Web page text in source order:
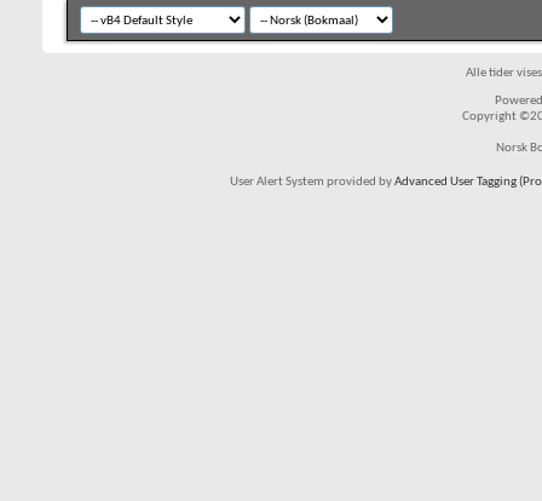
Alle tider
Copyright
Norsk
User Alert System provided byAdvanced User Tagging